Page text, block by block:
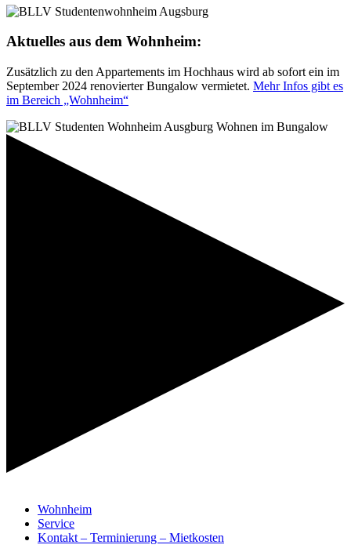
Aktuelles aus dem Wohnheim:
Zusätzlich zu den Appartements im Hochhaus wird ab sofort ein im
September 2024 renovierter Bungalow vermietet. Mehr Infos gibt es
im Bereich „Wohnheim“
Wohnheim
Service
Kontakt – Terminierung – Mietkosten